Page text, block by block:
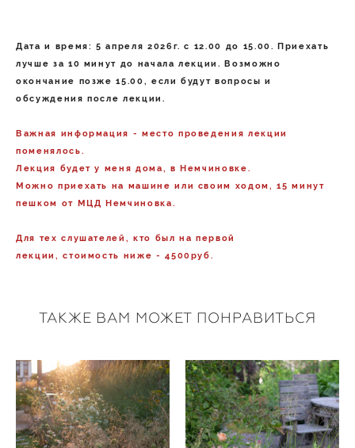
Дата и время: 5 апреля 2026г. с 12.00 до 15.00. Приехать
лучше за 10 минут до начала лекции. Возможно
окончание позже 15.00, если будут вопросы и
обсуждения после лекции.
Важная информация - место проведения лекции
поменялось.
​Лекция будет у меня дома, в Немчиновке.
Можно приехать на машине или своим ходом, 15 минут
пешком от МЦД Немчиновка.
Для тех слушателей, кто был на первой
лекции, стоимость ниже - 4500руб.
ТАКЖЕ ВАМ МОЖЕТ ПОНРАВИТЬСЯ